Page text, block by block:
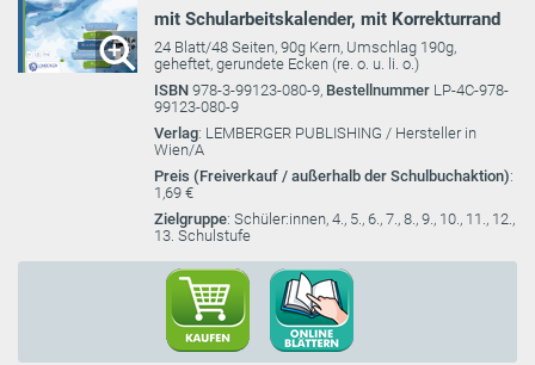
mit Schularbeitskalender, mit Korrekturrand
24 Blatt/48 Seiten, 90g Kern, Umschlag 190g,
geheftet, gerundete Ecken (re. o. u. li. o.)
ISBN 978-3-99123-080-9, Bestellnummer LP-4C-978-
99123-080-9
Verlag: LEMBERGER PUBLISHING / Hersteller in
Wien/A
Preis (Freiverkauf / außerhalb der Schulbuchaktion):
1,69 €
Zielgruppe: Schüler:innen, 4., 5., 6., 7., 8., 9., 10., 11., 12.,
13. Schulstufe